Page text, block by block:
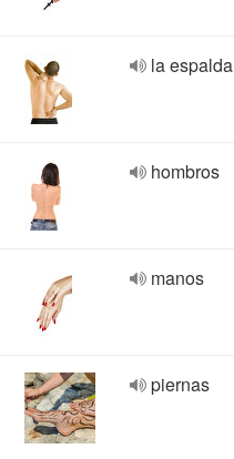
la espalda
hombros
manos
piernas